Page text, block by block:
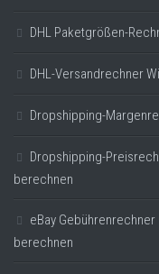
DHL Paketgrößen-
DHL-Versandrechner
Dropshipping-
Dropshipping-
berechnen
eBay
berechnen